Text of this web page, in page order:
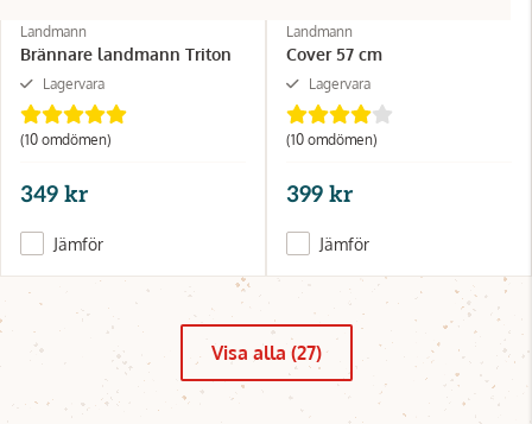
Landmann
Brännare landmann Triton
Lagervara
(10 omdömen)
349 kr
Jämför
Landmann
Cover 57 cm
Lagervara
(10 omdömen)
399 kr
Jämför
Visa alla (27)